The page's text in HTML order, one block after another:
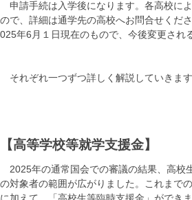
申請手続は入学後になります。各高校に
ので、詳細は通学先の高校へお問合せくだ
025年6月１日現在のもので、今後変更され
それぞれ一つずつ詳しく解説していきます
【高等学校等就学支援金】
2025年の通常国会での審議の結果、高校
の対象者の範囲が広がりました。これまで
に加えて、「高校生等臨時支援金」ができ